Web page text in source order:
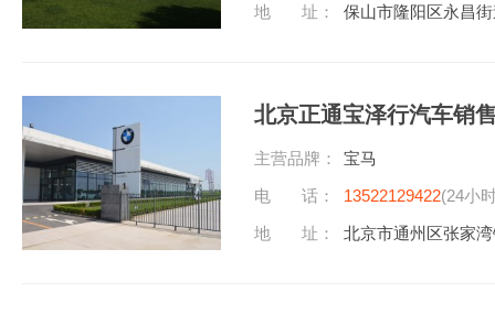
地 址：
保山市隆阳区永昌
北京正通宝泽行汽车销
主营品牌：
宝马
电 话：
13522129422(24小
地 址：
北京市通州区张家